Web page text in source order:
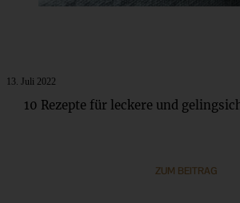
13. Juli 2022
ZUM BEITRAG
10 Rezepte für leckere und